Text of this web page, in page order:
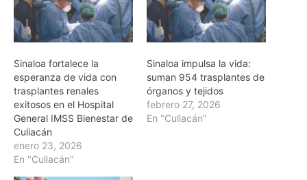
Sinaloa fortalece la
esperanza de vida con
trasplantes renales
exitosos en el Hospital
General IMSS Bienestar de
Culiacán
enero 23, 2026
En "Culiacán"
Sinaloa impulsa la vida:
suman 954 trasplantes de
órganos y tejidos
febrero 27, 2026
En "Culiacán"